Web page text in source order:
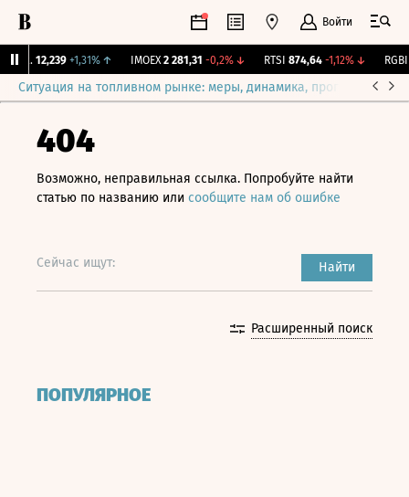
Войти
12,239 +1,31% ↑ IMOEX 2 281,31 -0,2%↓ RTSI 874,64 -1,12%↓ RGBI
Ситуация на топливном рынке: меры, динамика, прогнозы
404
Возможно, неправильная ссылка. Попробуйте найти
статью по названию или сообщите нам об ошибке
Сейчас ищут: Найти
Расширенный поиск
ПОПУЛЯРНОЕ